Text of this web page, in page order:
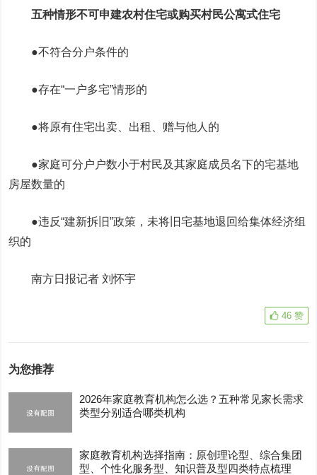
五种情形不可申建农村住宅或购买村民公寓式住宅
●不符合分户条件的
●存在“一户多宅”情形的
●将原有住宅出卖、出租、赠与他人的
●家庭可分户户数小于村民及其家庭成员名下的宅基地
房屋数量的
●违反“建新拆旧”政策，未将旧宅基地退回给集体经济组
织的
南方日报记者 刘怀宇
46 赞
为您推荐
2026年家庭教育机构怎么选？五种常见家长需求
类型分别适合哪类机构
家庭教育机构选择指南：原创理论型、综合集团
型、个性化服务型、知识普及型四类特点梳理